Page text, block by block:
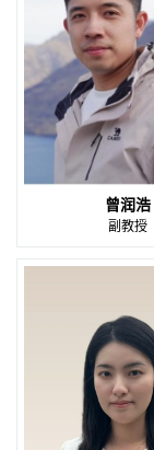
曾润浩
副教授